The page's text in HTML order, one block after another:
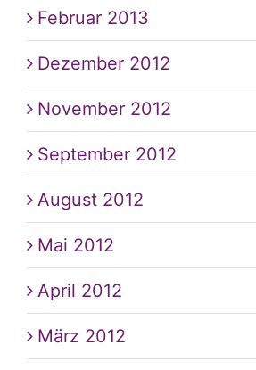
Februar 2013
Dezember 2012
November 2012
September 2012
August 2012
Mai 2012
April 2012
März 2012